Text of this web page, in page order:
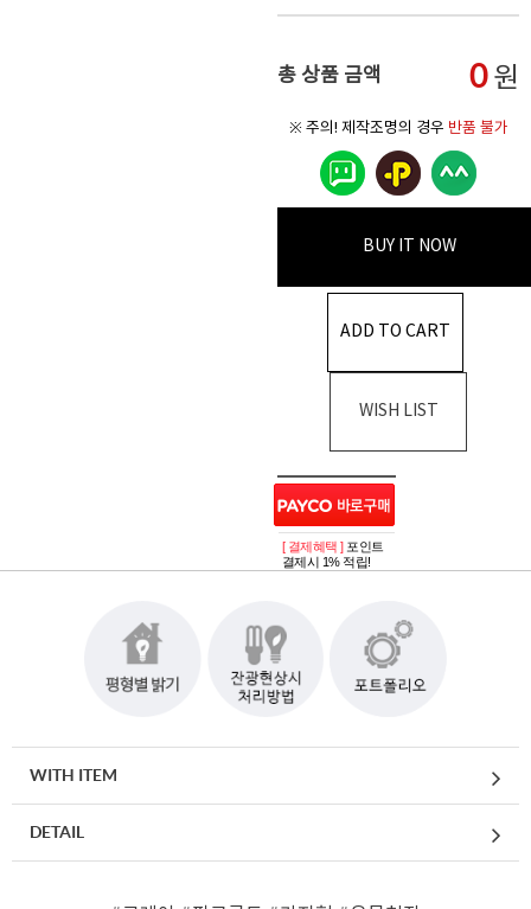
총 상품 금액 0원
※ 주의! 제작조명의 경우 반품 불가
BUY IT NOW
ADD TO CART
WISH LIST
[ 결제혜택 ] 포인트
결제시 1% 적립!
WITH ITEM
DETAIL